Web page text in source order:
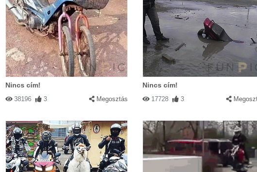
Nincs cím!
38196 3 Megosztás
Nincs cím!
17728 3